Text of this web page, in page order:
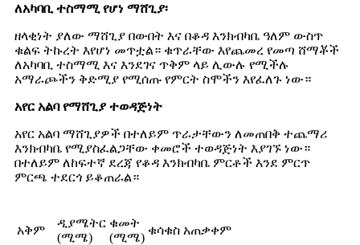
ለአካባቢ ተስማሚ የሆነ ማሸጊያ፡
ዘላቂነት ያለው ማሸጊያ በውበት እና በቆዳ እንክብካቤ ዓለም ውስጥ
ቁልፍ ትኩረት እየሆነ መጥቷል። ቁጥራቸው እየጨመረ የመጣ ሸማቾች
ለአካባቢ ተስማሚ እና እንደገና ጥቅም ላይ ሊውሉ የሚችሉ
አማራጮችን ቅድሚያ የሚሰጡ የምርት ስሞችን እየፈለጉ ነው።
አየር አልባ የማሸጊያ ተወዳጅነት
አየር አልባ ማሸጊያዎች በተለይም ጥራታቸውን ለመጠበቅ ተጨማሪ
እንክብካቤ የሚያስፈልጋቸው ቀመሮች ተወዳጅነት እያገኙ ነው።
በተለይም ለከፍተኛ ደረጃ የቆዳ እንክብካቤ ምርቶች እንደ ምርጥ
ምርጫ ተደርጎ ይቆጠራል።
አቅም
ዲያሜትር
(ሚሜ)
ቁመት
(ሚሜ)
ቁሳቁስ አጠቃቀም